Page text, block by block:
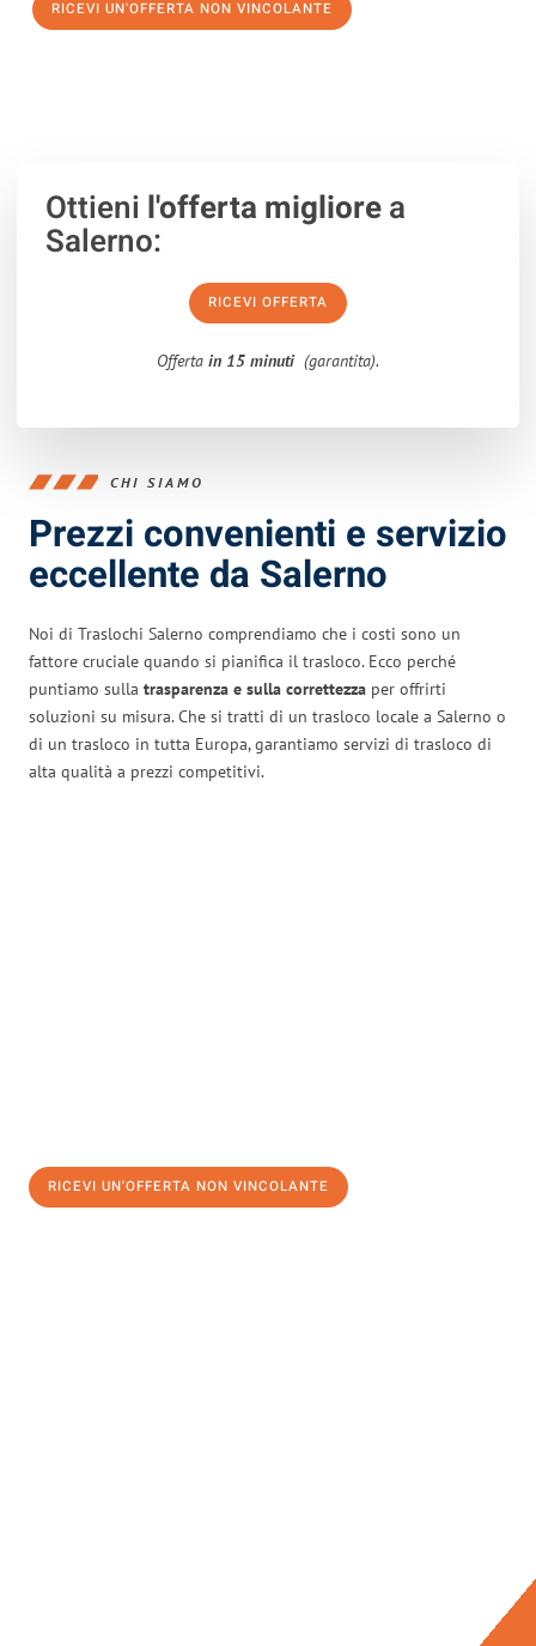
RICEVI UN'OFFERTA NON VINCOLANTE
Ottieni l'offerta migliorea
Salerno:
RICEVI OFFERTA
Offerta in 15 minuti (garantita).
CHI SIAMO
Prezzi convenienti e servizio
eccellente da Salerno
Noi di Traslochi Salerno comprendiamo che i costi sono un
fattore cruciale quando si pianifica il trasloco. Ecco perché
puntiamo sulla trasparenza e sulla correttezza per offrirti
soluzioni su misura. Che si tratti di un trasloco locale a Salerno o
di un trasloco in tutta Europa, garantiamo servizi di trasloco di
alta qualità a prezzi competitivi.
RICEVI UN'OFFERTA NON VINCOLANTE